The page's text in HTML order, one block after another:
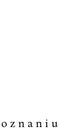
z n a n i u